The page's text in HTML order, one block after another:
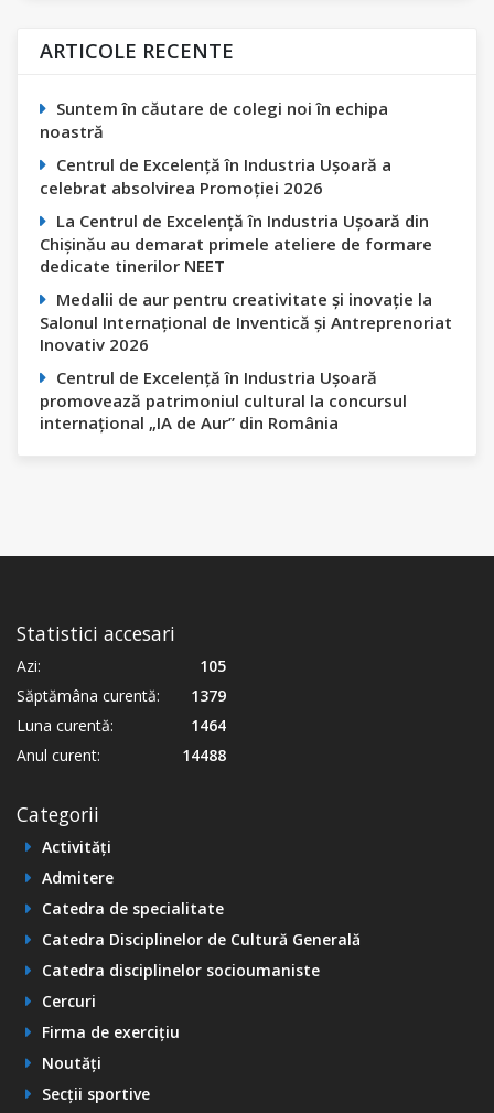
ARTICOLE RECENTE
Suntem în căutare de colegi noi în echipa
noastră
Centrul de Excelență în Industria Ușoară a
celebrat absolvirea Promoției 2026
La Centrul de Excelență în Industria Ușoară din
Chișinău au demarat primele ateliere de formare
dedicate tinerilor NEET
Medalii de aur pentru creativitate și inovație la
Salonul Internațional de Inventică și Antreprenoriat
Inovativ 2026
Centrul de Excelență în Industria Ușoară
promovează patrimoniul cultural la concursul
internațional „IA de Aur” din România
Statistici accesari
Azi:
105
Săptămâna curentă:
1379
Luna curentă:
1464
Anul curent:
14488
Categorii
Activități
Admitere
Catedra de specialitate
Catedra Disciplinelor de Cultură Generală
Catedra disciplinelor socioumaniste
Cercuri
Firma de exercițiu
Noutăți
Secții sportive